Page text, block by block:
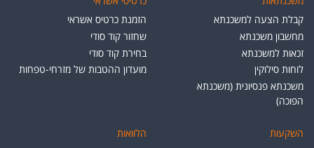
קבלת הצעה למשכנתא
מחשבון משכנתא
זכאות למשכנתא
לוחות סילוקין
משכנתא פנסיונית (משכנתא
הפוכה)
הזמנת כרטיס אשראי
שחזור קוד סודי
בחירת קוד סודי
מועדון ההטבות של מזרחי-טפחות
השקעות
הלוואות